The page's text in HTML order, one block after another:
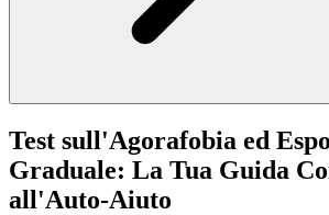
Test sull'Agorafobia ed
Graduale: La Tua Guida
all'Auto-Aiuto